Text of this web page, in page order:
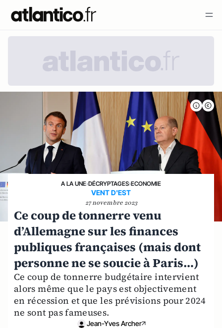
A LA UNE›DÉCRYPTAGES›ECONOMIE
VENT D'EST
27 novembre 2023
Ce coup de tonnerre venu
d’Allemagne sur les finances
publiques françaises (mais dont
personne ne se soucie à Paris…)
Ce coup de tonnerre budgétaire intervient
alors même que le pays est objectivement
en récession et que les prévisions pour 2024
ne sont pas fameuses.
Jean-Yves Archer